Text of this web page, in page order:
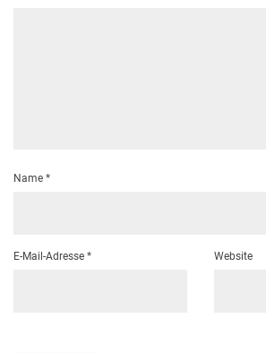
Name *
E-Mail-Adresse * Website